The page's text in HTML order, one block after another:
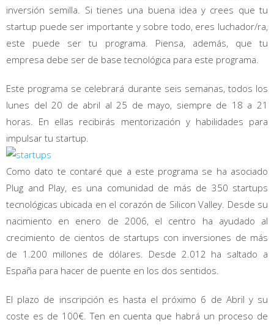
inversión semilla. Si tienes una buena idea y crees que tu
startup puede ser importante y sobre todo, eres luchador/ra,
este puede ser tu programa. Piensa, además, que tu
empresa debe ser de base tecnológica para este programa.
Este programa se celebrará durante seis semanas, todos los
lunes del 20 de abril al 25 de mayo, siempre de 18 a 21
horas. En ellas recibirás mentorización y habilidades para
impulsar tu startup.
Como dato te contaré que a este programa se ha asociado
Plug and Play, es una comunidad de más de 350 startups
tecnológicas ubicada en el corazón de Silicon Valley. Desde su
nacimiento en enero de 2006, el centro ha ayudado al
crecimiento de cientos de startups con inversiones de más
de 1.200 millones de dólares. Desde 2.012 ha saltado a
España para hacer de puente en los dos sentidos.
El plazo de inscripción es hasta el próximo 6 de Abril y su
coste es de 100€. Ten en cuenta que habrá un proceso de